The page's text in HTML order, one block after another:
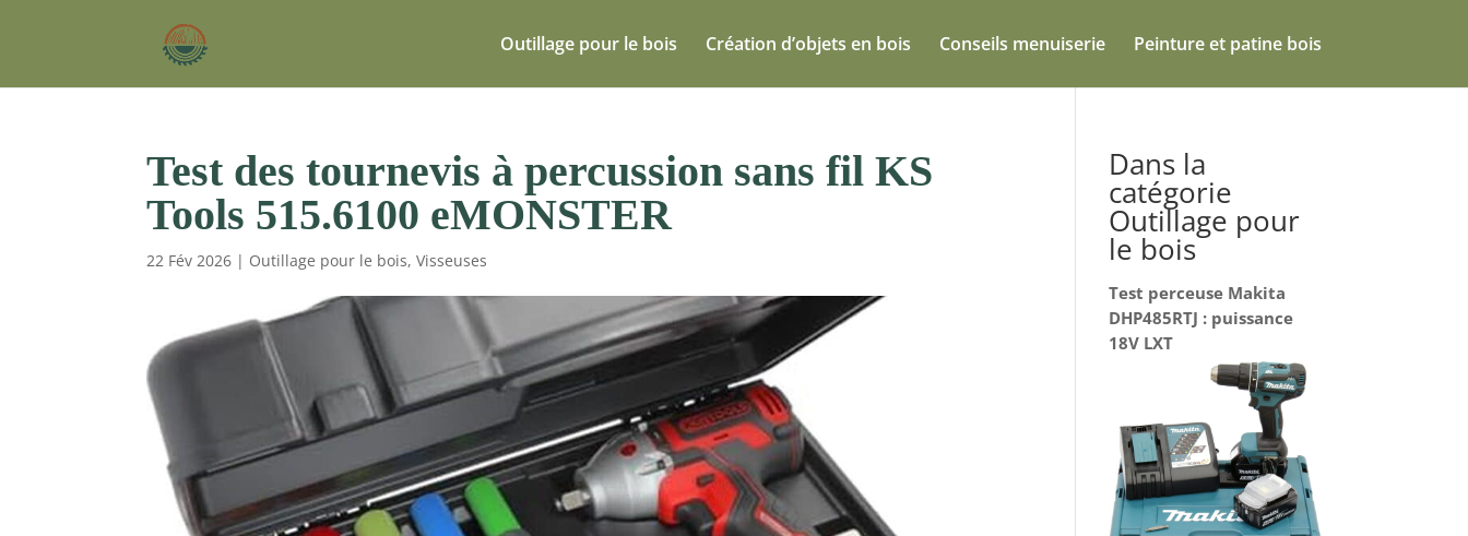
Outillage pour le bois Création d’objets en bois Conseils menuiserie Peinture et patine bois
Test des tournevis à percussion sans fil KS
Tools 515.6100 eMONSTER
22 Fév 2026 | Outillage pour le bois,Visseuses
Dans la
catégorie
Outillage pour
le bois
Test perceuse Makita
DHP485RTJ : puissance
18V LXT